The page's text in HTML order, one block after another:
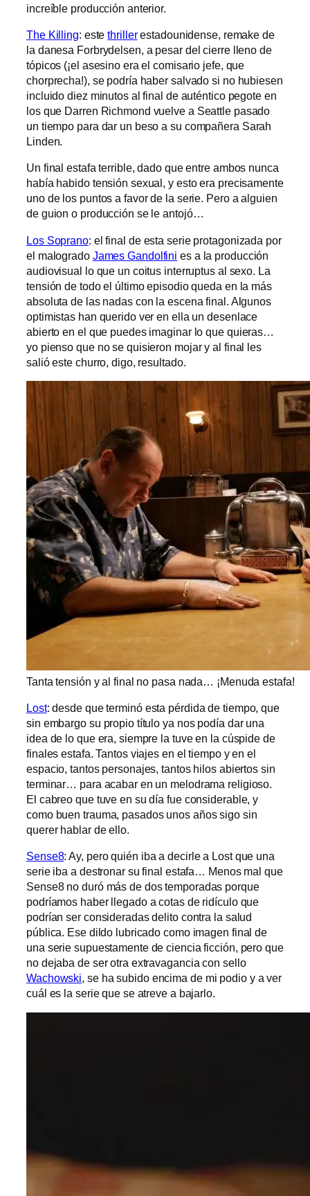
increíble producción anterior.
The Killing: estethrillerestadounidense, remake de
la danesa Forbrydelsen, a pesar del cierre lleno de
tópicos (¡el asesino era el comisario jefe, que
chorprecha!), se podría haber salvado si no hubiesen
incluido diez minutos al final de auténtico pegote en
los que Darren Richmond vuelve a Seattle pasado
un tiempo para dar un beso a su compañera Sarah
Linden.
Un final estafa terrible, dado que entre ambos nunca
había habido tensión sexual, y esto era precisamente
uno de los puntos a favor de la serie. Pero a alguien
de guion o producción se le antojó…
Los Soprano: el final de esta serie protagonizada por
el malogrado James Gandolfini es a la producción
audiovisual lo que un coitus interruptus al sexo. La
tensión de todo el último episodio queda en la más
absoluta de las nadas con la escena final. Algunos
optimistas han querido ver en ella un desenlace
abierto en el que puedes imaginar lo que quieras…
yo pienso que no se quisieron mojar y al final les
salió este churro, digo, resultado.
Tanta tensión y al final no pasa nada… ¡Menuda estafa!
Lost: desde que terminó esta pérdida de tiempo, que
sin embargo su propio título ya nos podía dar una
idea de lo que era, siempre la tuve en la cúspide de
finales estafa. Tantos viajes en el tiempo y en el
espacio, tantos personajes, tantos hilos abiertos sin
terminar… para acabar en un melodrama religioso.
El cabreo que tuve en su día fue considerable, y
como buen trauma, pasados unos años sigo sin
querer hablar de ello.
Sense8: Ay, pero quién iba a decirle a Lost que una
serie iba a destronar su final estafa… Menos mal que
Sense8 no duró más de dos temporadas porque
podríamos haber llegado a cotas de ridículo que
podrían ser consideradas delito contra la salud
pública. Ese dildo lubricado como imagen final de
una serie supuestamente de ciencia ficción, pero que
no dejaba de ser otra extravagancia con sello
Wachowski, se ha subido encima de mi podio y a ver
cuál es la serie que se atreve a bajarlo.